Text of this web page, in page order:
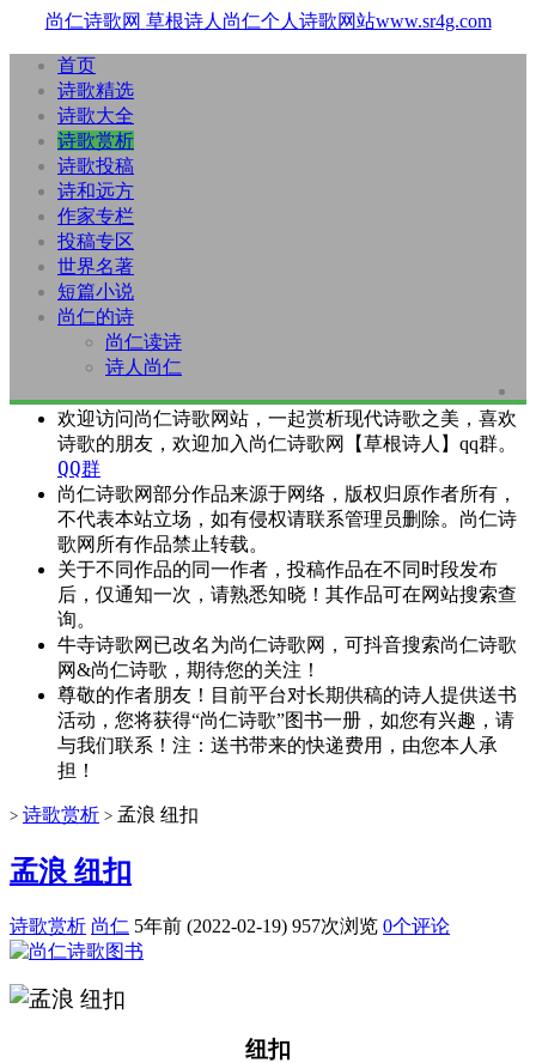
尚仁诗歌网 草根诗人尚仁个人诗歌网站www.sr4g.com
首页
诗歌精选
诗歌大全
诗歌赏析
诗歌投稿
诗和远方
作家专栏
投稿专区
世界名著
短篇小说
尚仁的诗
尚仁读诗
诗人尚仁
欢迎访问尚仁诗歌网站，一起赏析现代诗歌之美，喜欢
诗歌的朋友，欢迎加入尚仁诗歌网【草根诗人】qq群。
QQ群
尚仁诗歌网部分作品来源于网络，版权归原作者所有，
不代表本站立场，如有侵权请联系管理员删除。尚仁诗
歌网所有作品禁止转载。
关于不同作品的同一作者，投稿作品在不同时段发布
后，仅通知一次，请熟悉知晓！其作品可在网站搜索查
询。
牛寺诗歌网已改名为尚仁诗歌网，可抖音搜索尚仁诗歌
网&尚仁诗歌，期待您的关注！
尊敬的作者朋友！目前平台对长期供稿的诗人提供送书
活动，您将获得“尚仁诗歌”图书一册，如您有兴趣，请
与我们联系！注：送书带来的快递费用，由您本人承
担！
> 诗歌赏析 > 孟浪 纽扣
孟浪 纽扣
诗歌赏析 尚仁 5年前 (2022-02-19) 957次浏览 0个评论
纽扣